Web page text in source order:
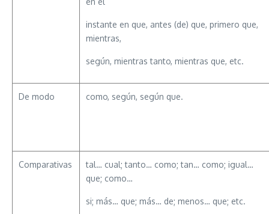
instante en que, antes (de) que, primero que,
mientras,
según, mientras tanto, mientras que, etc.
De modo como, según, según que.
Comparativas
tal… cual; tanto… como; tan… como; igual…
que; como…
si; más… que; más… de; menos… que; etc.